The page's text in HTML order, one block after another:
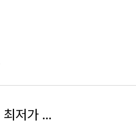
핫딜)) 저렴한 프로테오글리칸 난각막NEM 최저가 할인 가격 싼 곳